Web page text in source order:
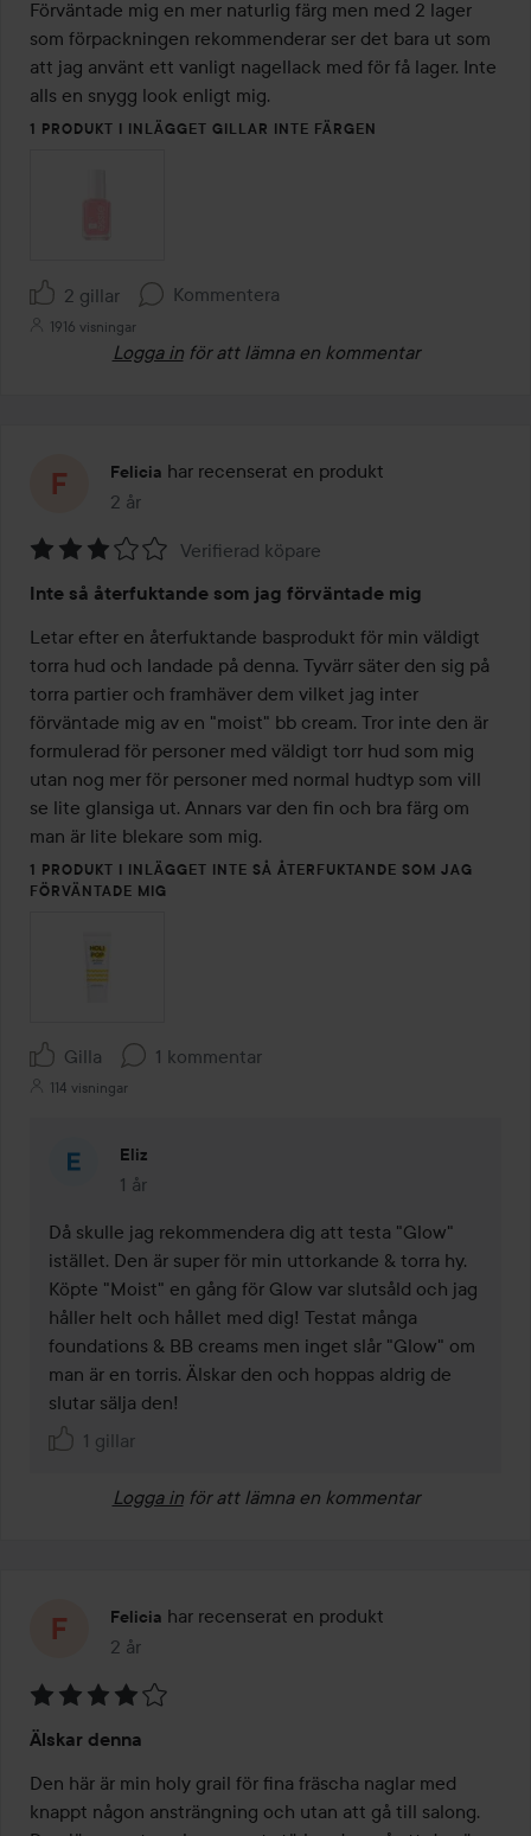
Förväntade mig en mer naturlig färg men med 2 lager
som förpackningen rekommenderar ser det bara ut som
att jag använt ett vanligt nagellack med för få lager. Inte
alls en snygg look enligt mig.
1 PRODUKT I INLÄGGET GILLAR INTE FÄRGEN
2 gillar Kommentera
1916 visningar
Logga in för att lämna en kommentar
Felicia har recenserat en produkt
2 år
Inlägget skapades 2 år
3
av
5
Verifierad köpare
Inte så återfuktande som jag förväntade mig
Letar efter en återfuktande basprodukt för min väldigt
torra hud och landade på denna. Tyvärr säter den sig på
torra partier och framhäver dem vilket jag inter
förväntade mig av en "moist" bb cream. Tror inte den är
formulerad för personer med väldigt torr hud som mig
utan nog mer för personer med normal hudtyp som vill
se lite glansiga ut. Annars var den fin och bra färg om
man är lite blekare som mig.
1 PRODUKT I INLÄGGET INTE SÅ ÅTERFUKTANDE SOM JAG
FÖRVÄNTADE MIG
Gilla 1 kommentar
114 visningar
Eliz
1 år
Kommentaren lades 1 år
Då skulle jag rekommendera dig att testa "Glow"
istället. Den är super för min uttorkande & torra hy.
Köpte "Moist" en gång för Glow var slutsåld och jag
håller helt och hållet med dig! Testat många
foundations & BB creams men inget slår "Glow" om
man är en torris. Älskar den och hoppas aldrig de
slutar sälja den!
1 gillar
Logga in för att lämna en kommentar
Felicia har recenserat en produkt
2 år
Inlägget skapades 2 år
4
av
5
Älskar denna
Den här är min holy grail för fina fräscha naglar med
knappt någon ansträngning och utan att gå till salong.